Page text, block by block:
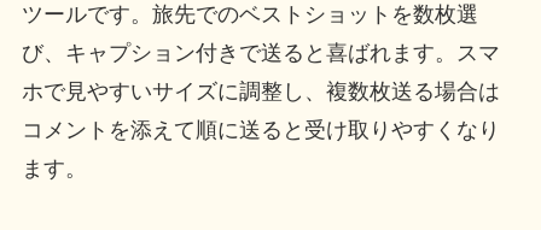
ツールです。旅先でのベストショットを数枚選
び、キャプション付きで送ると喜ばれます。スマ
ホで見やすいサイズに調整し、複数枚送る場合は
コメントを添えて順に送ると受け取りやすくなり
ます。